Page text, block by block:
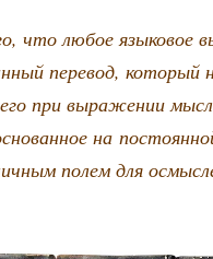
что любое язы­ко­вое
пере­вод,
при выра­же­нии
на
полем для